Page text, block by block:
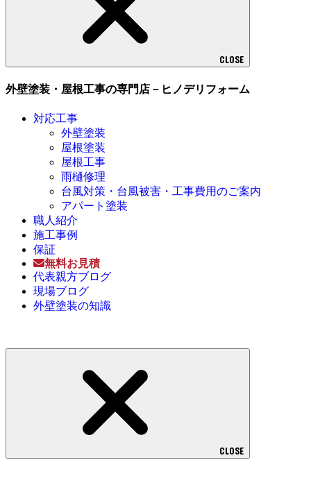
CLOSE
外壁塗装・屋根工事の専門店－ヒノデリフォーム
対応工事
外壁塗装
屋根塗装
屋根工事
雨樋修理
台風対策・台風被害・工事費用のご案内
アパート塗装
職人紹介
施工事例
保証
無料お見積
代表親方ブログ
現場ブログ
外壁塗装の知識
CLOSE